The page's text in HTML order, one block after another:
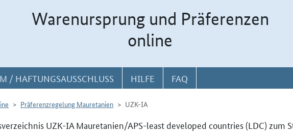
Warenursprung und Präferenzen
online
/ HAFTUNGSAUSSCHLUSS HILFE FAQ
Präferenzregelung Mauretanien UZK-IA
UZK-IA Mauretanien/APS-least developed countries (LDC) zum